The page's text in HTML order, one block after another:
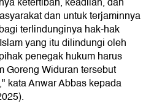
dan untuk terjaminnya
terlindunginya hak-hak
yang itu dilindungi oleh
penegak hukum harus
Goreng Widuran tersebut
kata Anwar Abbas kepada